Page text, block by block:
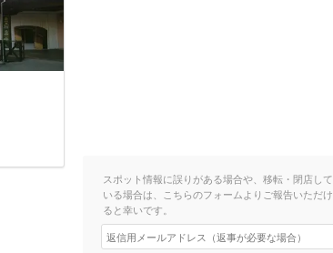
スポット情報に誤りがある場合や、移転・閉店して
いる場合は、こちらのフォームよりご報告いただけ
ると幸いです。